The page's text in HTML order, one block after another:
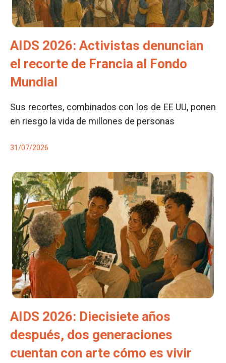
AIDS 2026: Activistas denuncian
el recorte de Francia al Fondo
Mundial
Sus recortes, combinados con los de EE UU, ponen
en riesgo la vida de millones de personas
31/07/2026
AIDS 2026: Diecisiete años
después, dos generaciones
cuentan con arte cómo es vivir